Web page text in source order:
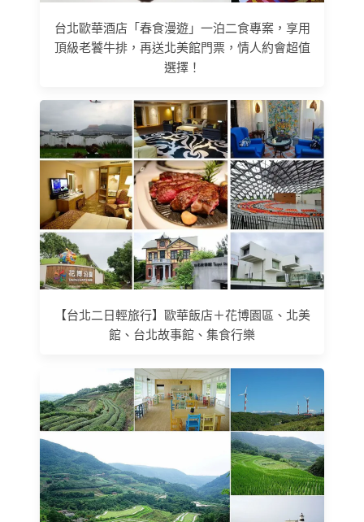
台北歐華酒店「春食漫遊」一泊二食專案，享用
頂級老饕牛排，再送北美館門票，情人約會超值
選擇！
【台北二日輕旅行】歐華飯店＋花博園區、北美
館、台北故事館、集食行樂